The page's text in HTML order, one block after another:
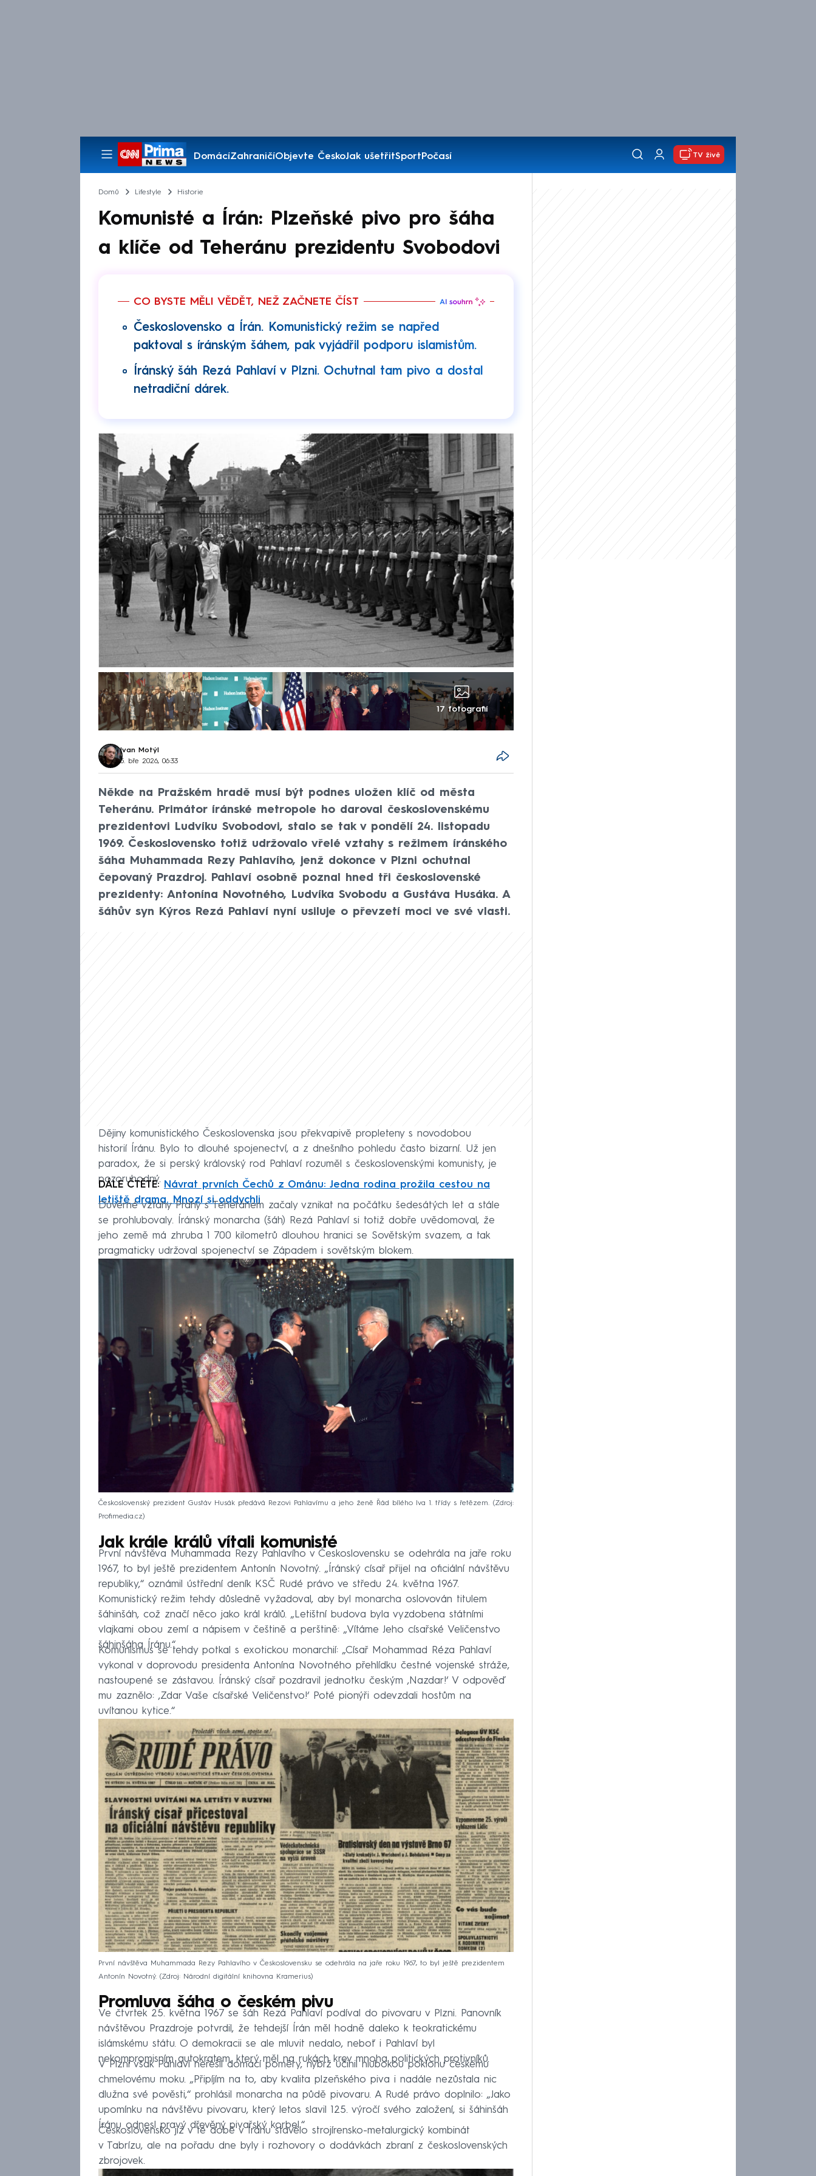
DomácíZahraničíObjevte ČeskoJak ušetřitSportPočasí
Pořady
TV živě
Domů Lifestyle Historie
Komunisté a Írán: Plzeňské pivo pro šáha
a klíče od Teheránu prezidentu Svobodovi
CO BYSTE MĚLI VĚDĚT, NEŽ ZAČNETE ČÍST
Československo a Írán. Komunistický režim se napřed
paktoval s íránským šáhem, pak vyjádřil podporu islamistům.
Íránský šáh Rezá Pahlaví v Plzni. Ochutnal tam pivo a dostal
netradiční dárek.
17 fotografií
Ivan Motýl
5. bře 2026, 06:33
Někde na Pražském hradě musí být podnes uložen klíč od města
Teheránu. Primátor íránské metropole ho daroval československému
prezidentovi Ludvíku Svobodovi, stalo se tak v pondělí 24. listopadu
1969. Československo totiž udržovalo vřelé vztahy s režimem íránského
šáha Muhammada Rezy Pahlavího, jenž dokonce v Plzni ochutnal
čepovaný Prazdroj. Pahlaví osobně poznal hned tři československé
prezidenty: Antonína Novotného, Ludvíka Svobodu a Gustáva Husáka. A
šáhův syn Kýros Rezá Pahlaví nyní usiluje o převzetí moci ve své vlasti.
Dějiny komunistického Československa jsou překvapivě propleteny s novodobou
historií Íránu. Bylo to dlouhé spojenectví, a z dnešního pohledu často bizarní. Už jen
paradox, že si perský královský rod Pahlaví rozuměl s československými komunisty, je
pozoruhodný.
DÁLE ČTĚTE: Návrat prvních Čechů z Ománu: Jedna rodina prožila cestou na
letiště drama. Mnozí si oddychli
Důvěrné vztahy Prahy s Teheránem začaly vznikat na počátku šedesátých let a stále
se prohlubovaly. Íránský monarcha (šáh) Rezá Pahlaví si totiž dobře uvědomoval, že
jeho země má zhruba 1 700 kilometrů dlouhou hranici se Sovětským svazem, a tak
pragmaticky udržoval spojenectví se Západem i sovětským blokem.
Československý prezident Gustáv Husák předává Rezovi Pahlavímu a jeho ženě Řád bílého lva 1. třídy s řetězem.
Zdroj:
Profimedia.cz
Jak krále králů vítali komunisté
První návštěva Muhammada Rezy Pahlavího v Československu se odehrála na jaře roku
1967, to byl ještě prezidentem Antonín Novotný. „Íránský císař přijel na oficiální návštěvu
republiky,“ oznámil ústřední deník KSČ Rudé právo ve středu 24. května 1967.
Komunistický režim tehdy důsledně vyžadoval, aby byl monarcha oslovován titulem
šáhinšáh, což značí něco jako král králů. „Letištní budova byla vyzdobena státními
vlajkami obou zemí a nápisem v češtině a perštině: „Vítáme Jeho císařské Veličenstvo
šáhinšáha Íránu.“
Komunismus se tehdy potkal s exotickou monarchií: „Císař Mohammad Réza Pahlaví
vykonal v doprovodu presidenta Antonína Novotného přehlídku čestné vojenské stráže,
nastoupené se zástavou. Íránský císař pozdravil jednotku českým ‚Nazdar!‘ V odpověď
mu zaznělo: ‚Zdar Vaše císařské Veličenstvo!‘ Poté pionýři odevzdali hostům na
uvítanou kytice.“
První návštěva Muhammada Rezy Pahlavího v Československu se odehrála na jaře roku 1967, to byl ještě prezidentem
Antonín Novotný.
Zdroj: Národní digitální knihovna Kramerius
Promluva šáha o českém pivu
Ve čtvrtek 25. května 1967 se šáh Rezá Pahlaví podíval do pivovaru v Plzni. Panovník
návštěvou Prazdroje potvrdil, že tehdejší Írán měl hodně daleko k teokratickému
islámskému státu. O demokracii se ale mluvit nedalo, neboť i Pahlaví byl
nekompromisním autokratem, který měl na rukách krev mnoha politických protivníků.
V Plzni však Pahlaví neřešil domácí poměry, nýbrž učinil hlubokou poklonu českému
chmelovému moku. „Připíjím na to, aby kvalita plzeňského piva i nadále nezůstala nic
dlužna své pověsti,“ prohlásil monarcha na půdě pivovaru. A Rudé právo doplnilo: „Jako
upomínku na návštěvu pivovaru, který letos slavil 125. výročí svého založení, si šáhinšáh
Íránu odnesl pravý dřevěný pivařský korbel.“
Československo již v té době v Íránu stavělo strojírensko-metalurgický kombinát
v Tabrízu, ale na pořadu dne byly i rozhovory o dodávkách zbraní z československých
zbrojovek.